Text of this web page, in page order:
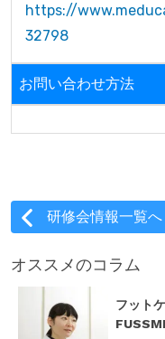
https://
32798
お問い合わせ方法
研修会情報一覧へ
オススメのコラム
フット